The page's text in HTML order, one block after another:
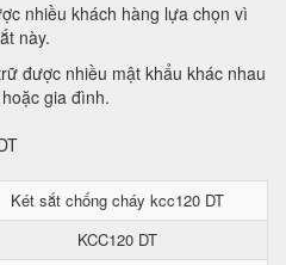
nhiều khách hàng lựa chọn vì
này.
được nhiều mật khẩu khác nhau
gia đình.
Két sắt chống cháy kcc120 DT
KCC120 DT